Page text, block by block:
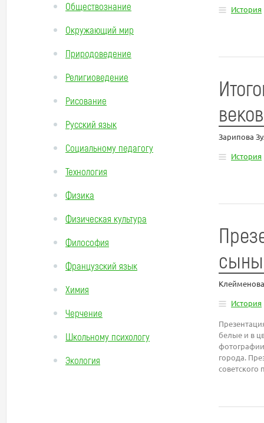
Обществознание
Окружающий мир
Природоведение
Религиоведение
Рисование
Русский язык
Социальному педагогу
Технология
Физика
Физическая культура
Философия
Французский язык
Химия
Черчение
Школьному психологу
Экология
История
Зарипова
История
сыны
История
белые и в
города.
советского